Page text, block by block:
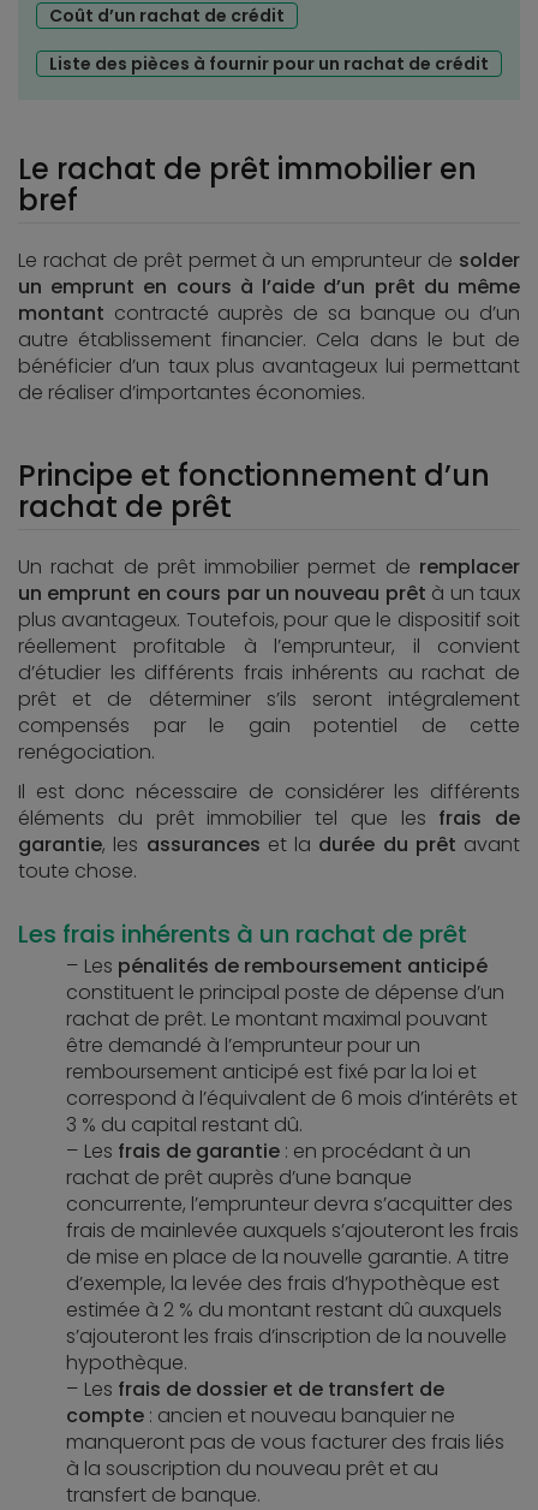
Coût d’un rachat de crédit
Liste des pièces à fournir pour un rachat de crédit
Le rachat de prêt immobilier en
bref
Le rachat de prêt permet à un emprunteur de solder
un emprunt en cours à l’aide d’un prêt du même
montant contracté auprès de sa banque ou d’un
autre établissement financier. Cela dans le but de
bénéficier d’un taux plus avantageux lui permettant
de réaliser d’importantes économies.
Principe et fonctionnement d’un
rachat de prêt
Un rachat de prêt immobilier permet de remplacer
un emprunt en cours par un nouveau prêt à un taux
plus avantageux. Toutefois, pour que le dispositif soit
réellement profitable à l’emprunteur, il convient
d’étudier les différents frais inhérents au rachat de
prêt et de déterminer s’ils seront intégralement
compensés par le gain potentiel de cette
renégociation.
Il est donc nécessaire de considérer les différents
éléments du prêt immobilier tel que les frais de
garantie, les assurances et la durée du prêt avant
toute chose.
Les frais inhérents à un rachat de prêt
Les pénalités de remboursement anticipé
constituent le principal poste de dépense d’un
rachat de prêt. Le montant maximal pouvant
être demandé à l’emprunteur pour un
remboursement anticipé est fixé par la loi et
correspond à l’équivalent de 6 mois d’intérêts et
3 % du capital restant dû.
Les frais de garantie : en procédant à un
rachat de prêt auprès d’une banque
concurrente, l’emprunteur devra s’acquitter des
frais de mainlevée auxquels s’ajouteront les frais
de mise en place de la nouvelle garantie. A titre
d’exemple, la levée des frais d’hypothèque est
estimée à 2 % du montant restant dû auxquels
s’ajouteront les frais d’inscription de la nouvelle
hypothèque.
Les frais de dossier et de transfert de
compte : ancien et nouveau banquier ne
manqueront pas de vous facturer des frais liés
à la souscription du nouveau prêt et au
transfert de banque.